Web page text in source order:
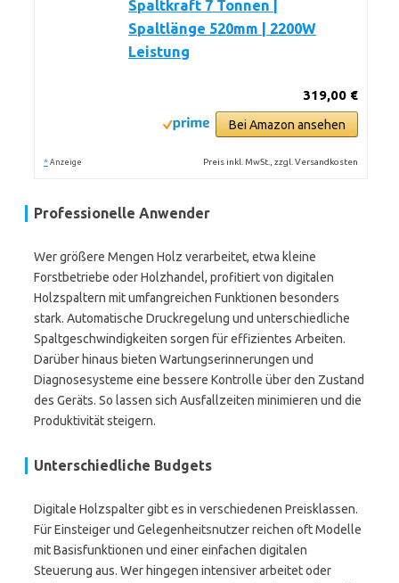
Spaltkraft 7 Tonnen |
Spaltlänge 520mm | 2200W
Leistung
319,00 €
Bei Amazon ansehen
* Anzeige Preis inkl. MwSt., zzgl. Versandkosten
Professionelle Anwender
Wer größere Mengen Holz verarbeitet, etwa kleine
Forstbetriebe oder Holzhandel, profitiert von digitalen
Holzspaltern mit umfangreichen Funktionen besonders
stark. Automatische Druckregelung und unterschiedliche
Spaltgeschwindigkeiten sorgen für effizientes Arbeiten.
Darüber hinaus bieten Wartungserinnerungen und
Diagnosesysteme eine bessere Kontrolle über den Zustand
des Geräts. So lassen sich Ausfallzeiten minimieren und die
Produktivität steigern.
Unterschiedliche Budgets
Digitale Holzspalter gibt es in verschiedenen Preisklassen.
Für Einsteiger und Gelegenheitsnutzer reichen oft Modelle
mit Basisfunktionen und einer einfachen digitalen
Steuerung aus. Wer hingegen intensiver arbeitet oder